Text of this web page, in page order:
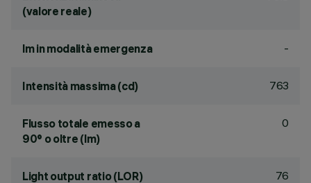
(valore reale)
lm in modalità emergenza -
Intensità massima (cd) 763
Flusso totale emesso a
90° o oltre (lm)
0
Light output ratio (LOR) 76